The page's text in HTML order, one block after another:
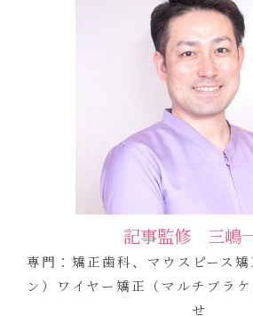
記事監修 三嶋
専門：矯正歯科、マウスピース
ン）ワイヤー矯正（マルチブラ
せ